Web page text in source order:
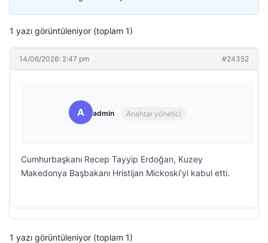
1 yazı görüntüleniyor (toplam 1)
14/06/2026: 2:47 pm #24352
A admin Anahtar yönetici
Cumhurbaşkanı Recep Tayyip Erdoğan, Kuzey
Makedonya Başbakanı Hristijan Mickoski’yi kabul etti.
1 yazı görüntüleniyor (toplam 1)